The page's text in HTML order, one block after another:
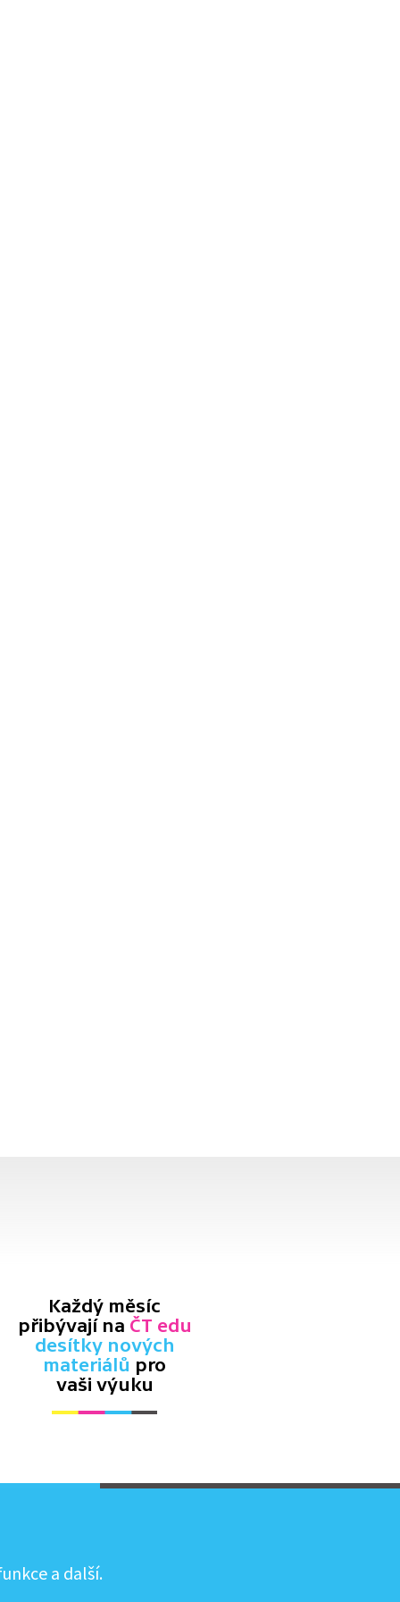
Každý měsíc
přibývají na ČT edu
desítky nových
materiálů pro
vaši výuku
a další.